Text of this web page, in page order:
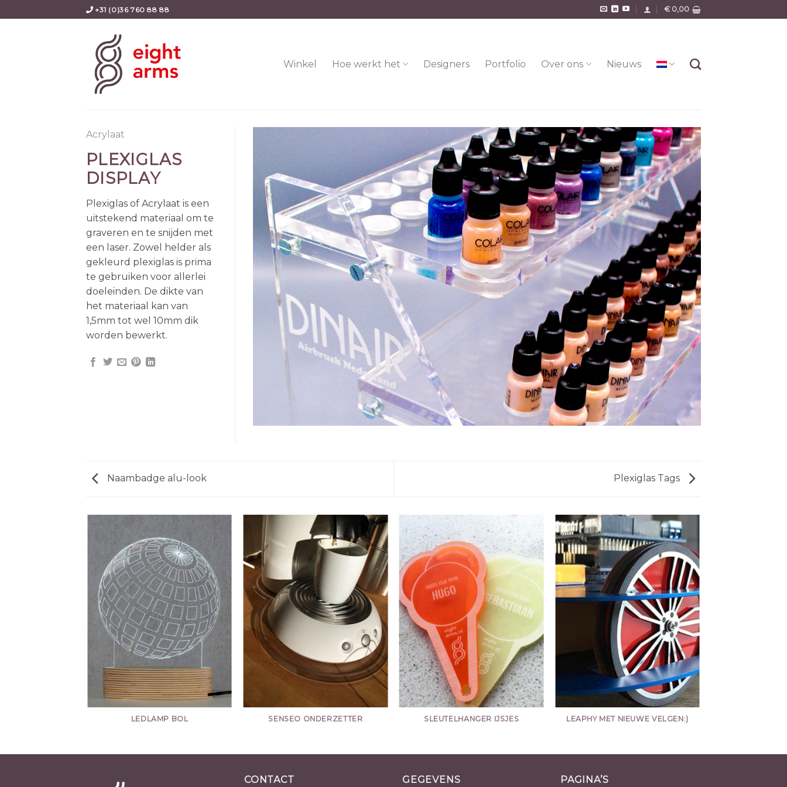
to
+31 (0)36 760 88 88 €0,00
Winkel Hoe werkt het Designers Portfolio Over ons Nieuws
Acrylaat
PLEXIGLAS
DISPLAY
Plexiglas of Acrylaat is een
uitstekend materiaal om te
graveren en te snijden met
een laser. Zowel helder als
gekleurd plexiglas is prima
te gebruiken voor allerlei
doeleinden. De dikte van
het materiaal kan van
1,5mm tot wel 10mm dik
worden bewerkt.
Naambadge alu-look Plexiglas Tags
LEDLAMP BOL SENSEO ONDERZETTER SLEUTELHANGER IJSJES LEAPHY MET NIEUWE VELGEN:)
CONTACT GEGEVENS PAGINA’S